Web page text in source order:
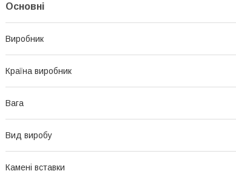
Основні
Виробник
Країна виробник
Вага
Вид виробу
Камені вставки